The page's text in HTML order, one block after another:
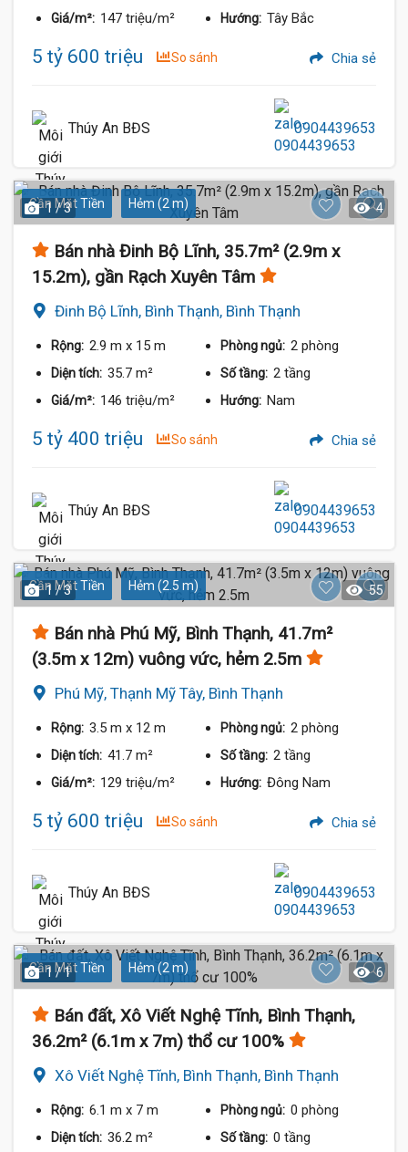
Giá/m²: 147 triệu/m² Hướng: Tây Bắc
5 tỷ 600 triệu So sánh Chia sẻ
Thúy An BĐS 0904439653
Gần Mặt Tiền Hẻm (2 m)
1 / 3 4
Bán nhà Đinh Bộ Lĩnh, 35.7m² (2.9m x
15.2m), gần Rạch Xuyên Tâm
Đinh Bộ Lĩnh, Bình Thạnh, Bình Thạnh
Rộng: 2.9 m x 15 m Phòng ngủ: 2 phòng
Diện tích: 35.7 m² Số tầng: 2 tầng
Giá/m²: 146 triệu/m² Hướng: Nam
5 tỷ 400 triệu So sánh Chia sẻ
Thúy An BĐS 0904439653
Gần Mặt Tiền Hẻm (2.5 m)
1 / 3 55
Bán nhà Phú Mỹ, Bình Thạnh, 41.7m²
(3.5m x 12m) vuông vức, hẻm 2.5m
Phú Mỹ, Thạnh Mỹ Tây, Bình Thạnh
Rộng: 3.5 m x 12 m Phòng ngủ: 2 phòng
Diện tích: 41.7 m² Số tầng: 2 tầng
Giá/m²: 129 triệu/m² Hướng: Đông Nam
5 tỷ 600 triệu So sánh Chia sẻ
Thúy An BĐS 0904439653
Gần Mặt Tiền Hẻm (2 m)
1 / 1 6
Bán đất, Xô Viết Nghệ Tĩnh, Bình Thạnh,
36.2m² (6.1m x 7m) thổ cư 100%
Xô Viết Nghệ Tĩnh, Bình Thạnh, Bình Thạnh
Rộng: 6.1 m x 7 m Phòng ngủ: 0 phòng
Diện tích: 36.2 m² Số tầng: 0 tầng